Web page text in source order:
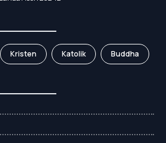
Kristen Katolik Buddha